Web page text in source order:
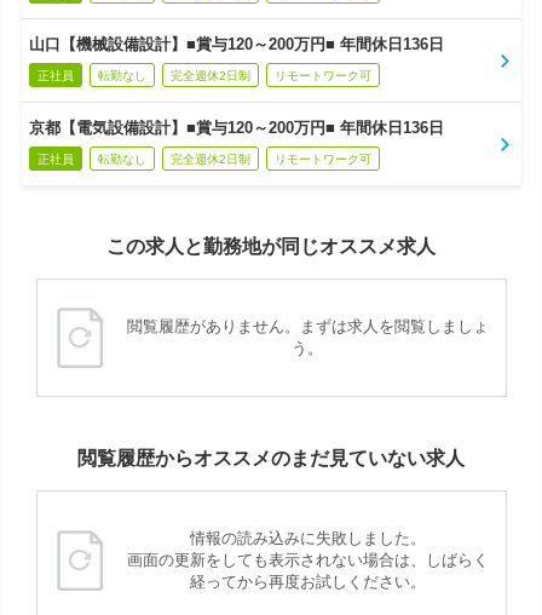
山口【機械設備設計】■賞与120～200万円■ 年間休日136日
正社員 転勤なし 完全週休2日制 リモートワーク可
京都【電気設備設計】■賞与120～200万円■ 年間休日136日
正社員 転勤なし 完全週休2日制 リモートワーク可
この求人と勤務地が同じオススメ求人
閲覧履歴がありません。まずは求人を閲覧しましょ
う。
閲覧履歴からオススメのまだ見ていない求人
情報の読み込みに失敗しました。
画面の更新をしても表示されない場合は、しばらく
経ってから再度お試しください。